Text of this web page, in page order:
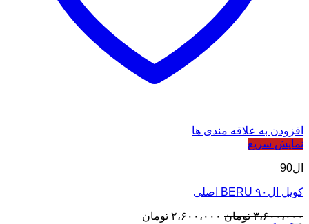
افزودن به علاقه مندی ها
نمایش سریع
ال90
کویل ال۹۰ BERU اصلی
۳،۶۰۰،۰۰۰ تومان قیمت
۲،۶۰۰،۰۰۰ تومان